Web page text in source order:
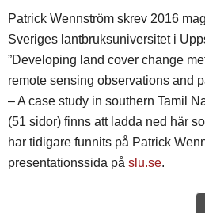
Patrick Wennström skrev 2016
Sveriges lantbruksuniversitet i
”Developing land cover change
remote sensing observations and
– A case study in southern Tamil
(51 sidor) finns att ladda ned här
har tidigare funnits på Patrick
presentationssida på slu.se.